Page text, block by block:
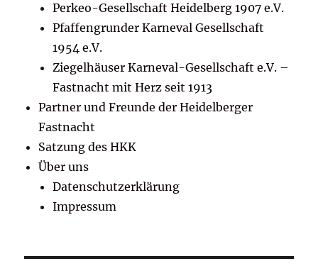
Perkeo-Gesellschaft Heidelberg 1907 e.V.
Pfaffengrunder Karneval Gesellschaft
1954 e.V.
Ziegelhäuser Karneval-Gesellschaft e.V. –
Fastnacht mit Herz seit 1913
Partner und Freunde der Heidelberger
Fastnacht
Satzung des HKK
Über uns
Datenschutzerklärung
Impressum